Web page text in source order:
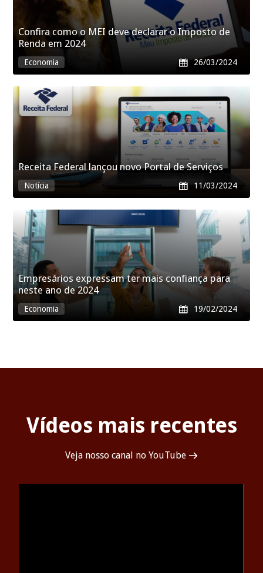
Confira como o MEI deve declarar o Imposto de
Renda em 2024
Economia  26/03/2024
Receita Federal lançou novo Portal de Serviços
Notícia  11/03/2024
Empresários expressam ter mais confiança para
neste ano de 2024
Economia  19/02/2024
Vídeos mais recentes
Veja nosso canal no YouTube →